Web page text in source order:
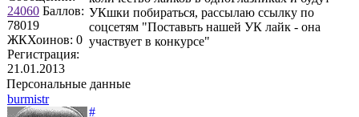
24060 Баллов:
78019
ЖКХоинов: 0
Регистрация:
21.01.2013
УКшки побираться, рассылаю ссылку по
соцсетям "Поставьть нашей УК лайк - она
участвует в конкурсе"
Персональные данные
burmistr
#